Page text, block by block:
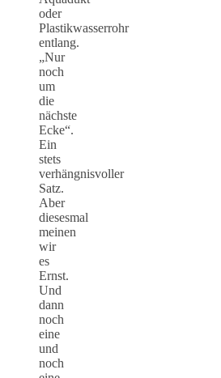
oder
Plastikwasserrohr
entlang.
„Nur
noch
um
die
nächste
Ecke“.
Ein
stets
verhängnisvoller
Satz.
Aber
diesesmal
meinen
wir
es
Ernst.
Und
dann
noch
eine
und
noch